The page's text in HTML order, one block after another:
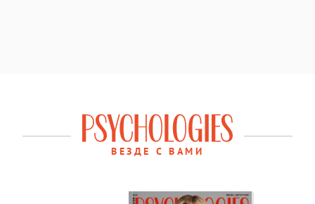
ВЕЗДЕ С ВАМИ